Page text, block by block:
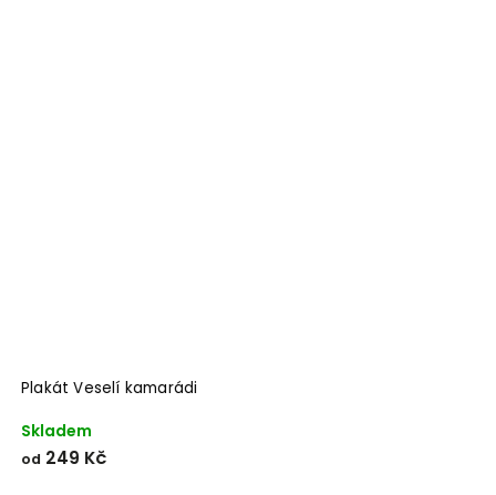
Plakát Veselí kamarádi
Skladem
od 249 Kč